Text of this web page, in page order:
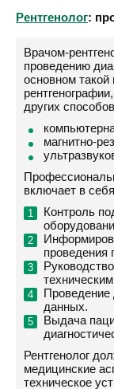
Рентгенолог:
Врачом-
проведению
основном такой
других
магнитно-
включает в
Контроль
проведения
Проведение
данных.
Выдача
Рентгенолог
медицинские
техническое